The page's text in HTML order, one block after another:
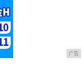
广告